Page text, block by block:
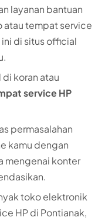
layanan bantuan
atau tempat service
di situs official
di koran atau
service HP
permasalahan
kamu dengan
mengenai konter
toko elektronik
HP di Pontianak,